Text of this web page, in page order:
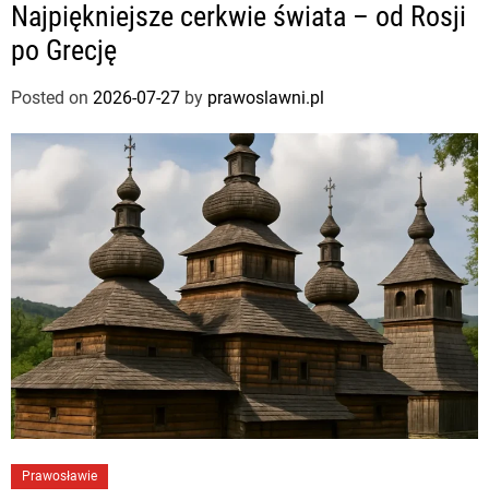
Najpiękniejsze cerkwie świata – od Rosji
po Grecję
Posted on 2026-07-27 by prawoslawni.pl
Prawosławie